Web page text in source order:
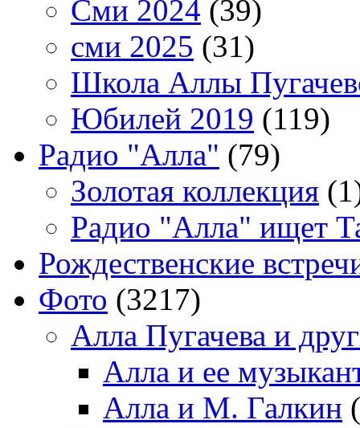
Сми 2024 (39)
сми 2025 (31)
Школа Аллы
Юбилей 2019 (119)
Радио "Алла" (79)
Золотая коллекция
Радио "Алла" ищет
Рождественские
Фото (3217)
Алла Пугачева и
Алла и ее
Алла и М. Галкин